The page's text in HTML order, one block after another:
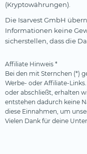
(Kryptowährungen).
Die Isarvest GmbH
Informationen keine
sicherstellen, dass die
Affiliate Hinweis *
Bei den mit Sternchen (*)
Werbe- oder Affiliate-
oder abschließt, erhalten
entstehen dadurch keine
diese Einnahmen, um
Vielen Dank für deine